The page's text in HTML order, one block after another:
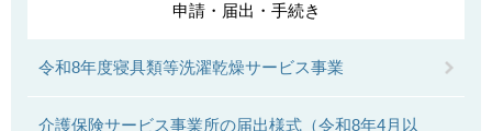
申請・届出・手続き
令和8年度寝具類等洗濯乾燥サービス事業
介護保険サービス事業所の届出様式（令和8年4月以